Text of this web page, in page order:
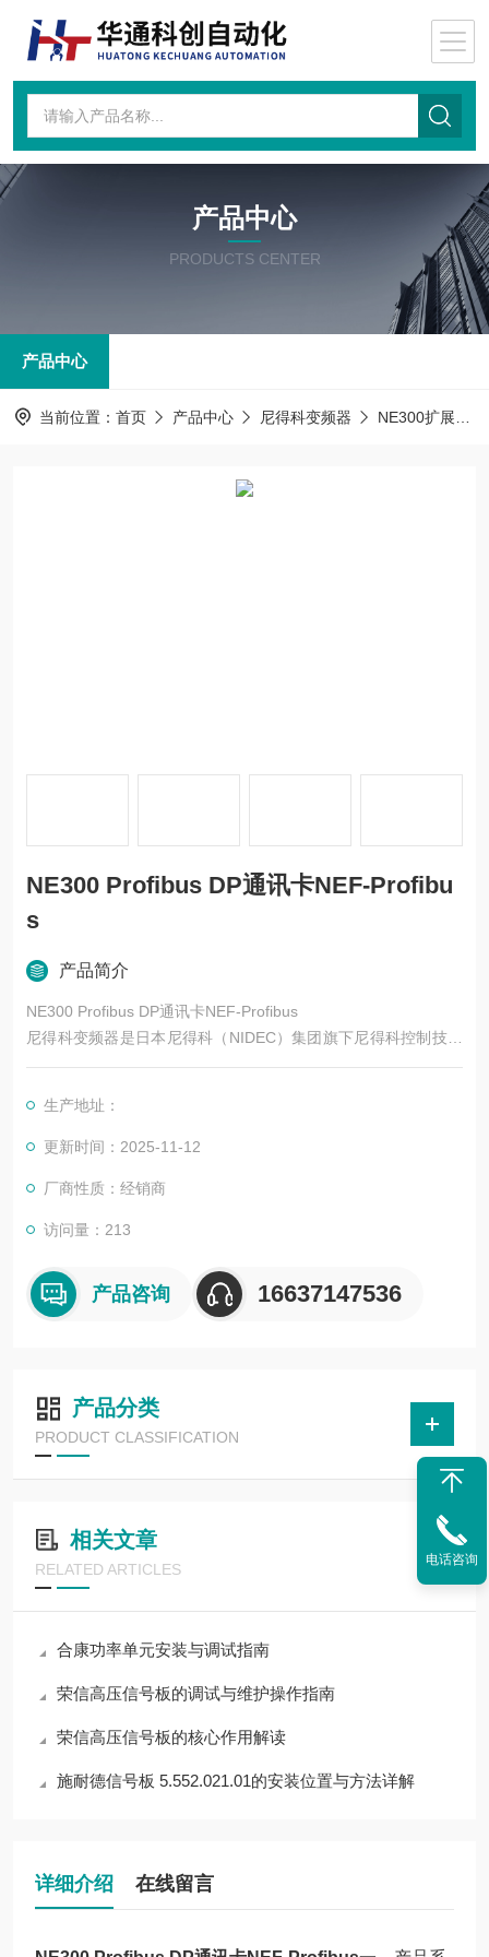
产品中心
PRODUCTS CENTER
产品中心
当前位置： 首页 产品中心 尼得科变频器 NE300扩展卡
NE300 Profibus DP通讯卡NEF-Profibu
s
产品简介
NE300 Profibus DP通讯卡NEF-Profibus
尼得科变频器是日本尼得科（NIDEC）集团旗下尼得科控制技术
（Control Techniques，简称尼得科 CT）的核心产品系列，专注
涵盖低压交流变频、中压交流变频、运动控制、直流驱动等类
别，广泛应用于电梯、起重、机床、纺织、印刷、物流、化工等
生产地址：
更新时间：2025-11-12
厂商性质：经销商
访问量：213
产品咨询 16637147536
产品分类
PRODUCT CLASSIFICATION
相关文章
RELATED ARTICLES
合康功率单元安装与调试指南
荣信高压信号板的调试与维护操作指南
荣信高压信号板的核心作用解读
施耐德信号板 5.552.021.01的安装位置与方法详解
详细介绍 在线留言
电话咨询